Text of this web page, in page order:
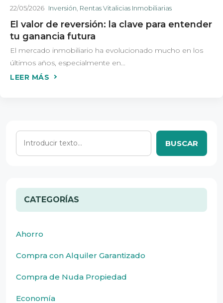
22/05/2026 Inversión Rentas Vitalicias Inmobiliarias
El valor de reversión: la clave para entender
tu ganancia futura
El mercado inmobiliario ha evolucionado mucho en los
últimos años, especialmente en...
BUSCAR
CATEGORÍAS
Ahorro
Compra con Alquiler Garantizado
Compra de Nuda Propiedad
Economía